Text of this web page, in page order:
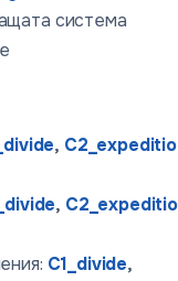
система
,
,
C1_divide,